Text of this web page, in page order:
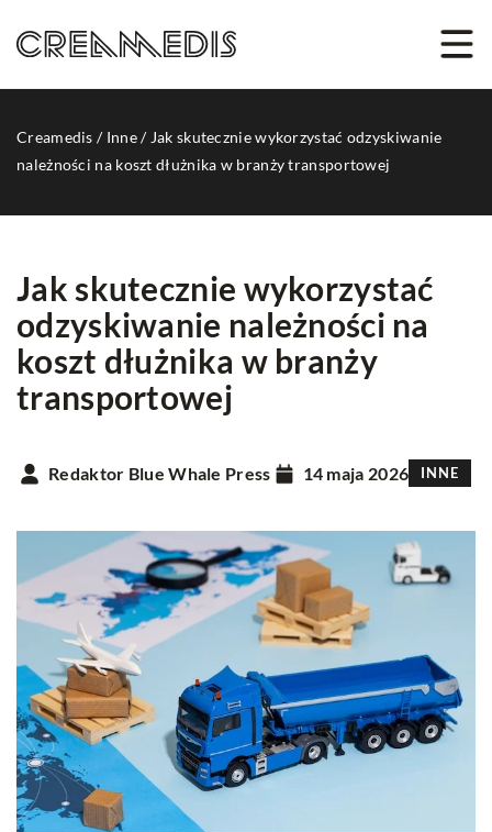
Creamedis / Inne/ Jak skutecznie wykorzystać odzyskiwanie
należności na koszt dłużnika w branży transportowej
Jak skutecznie wykorzystać
odzyskiwanie należności na
koszt dłużnika w branży
transportowej
Redaktor Blue Whale Press 14 maja 2026 INNE